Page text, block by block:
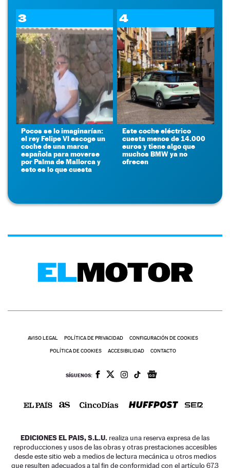
3
Pocos se lo imaginarían:
el rey Felipe VI escoge un
coche de una marca
española para moverse
por Palma de Mallorca y
esto es lo que cuesta
4
Este coche eléctrico
cuesta menos de 14.000
euros y tiene algo que
muchos BMW ya no
ofrecen
AVISO LEGAL POLÍTICA DE PRIVACIDAD CONFIGURACIÓN DE COOKIES
POLÍTICA DE COOKIES ACCESIBILIDAD CONTACTO
SÍGUENOS:
EDICIONES EL PAIS, S.L.U. realiza una reserva expresa de las
reproducciones y usos de las obras y otras prestaciones accesibles
desde este sitio web a medios de lectura mecánica u otros medios
que resulten adecuados a tal fin de conformidad con el artículo 67.3